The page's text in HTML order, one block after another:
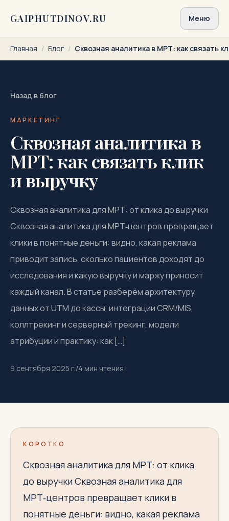
GAIPHUTDINOV.RU Меню
Главная / Блог / Сквозная аналитика в МРТ: как связать
Назад в блог
МАРКЕТИНГ
Сквозная аналитика в
МРТ: как связать клик
и выручку
Сквозная аналитика для МРТ: от клика до выручки
Сквозная аналитика для МРТ‑центров превращает
клики в понятные деньги: видно, какая реклама
приводит запись, сколько пациентов доходят до
исследования и какую выручку и маржу приносит
каждый канал. В статье разберём архитектуру
данных от UTM до кассы, интеграции CRM/MIS,
коллтрекинг и серверный трекинг, модели
атрибуции и практику: как […]
9 сентября 2025 г./4 мин чтения
КОРОТКО
Сквозная аналитика для МРТ: от клика
до выручки Сквозная аналитика для
МРТ‑центров превращает клики в
понятные деньги: видно, какая реклама